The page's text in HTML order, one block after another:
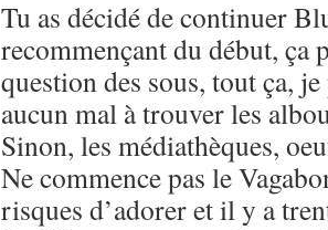
Tu as décidé de continuer
recommençant du début, ça
question des sous, tout ça,
aucun mal à trouver les
Sinon, les médiathèques,
Ne commence pas le
risques d’adorer et il y a